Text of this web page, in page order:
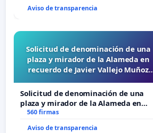
Aviso de transparencia
Solicitud de denominación de una
plaza y mirador de la Alameda en
recuerdo de Javier Vallejo Muñoz
Solicitud de denominación de una
plaza y mirador de la Alameda en
recuerdo de Javier Vallejo Muñoz
“Mazinger”
560 firmas
Aviso de transparencia